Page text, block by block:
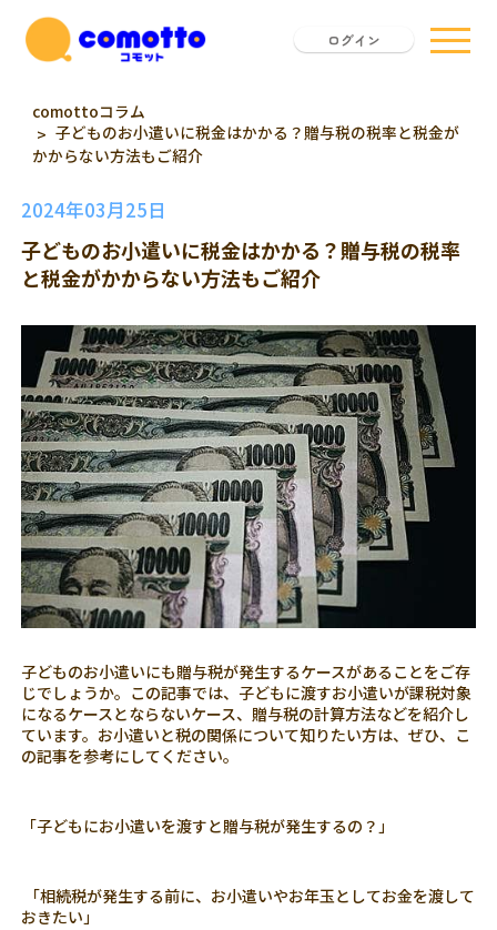
ログイン
comottoコラム
子どものお小遣いに税金はかかる？贈与税の税率と税金が
かからない方法もご紹介
2024年03月25日
子どものお小遣いに税金はかかる？贈与税の税率
と税金がかからない方法もご紹介
子どものお小遣いにも贈与税が発生するケースがあることをご存
じでしょうか。この記事では、子どもに渡すお小遣いが課税対象
になるケースとならないケース、贈与税の計算方法などを紹介し
ています。お小遣いと税の関係について知りたい方は、ぜひ、こ
の記事を参考にしてください。
「子どもにお小遣いを渡すと贈与税が発生するの？」
「相続税が発生する前に、お小遣いやお年玉としてお金を渡して
おきたい」